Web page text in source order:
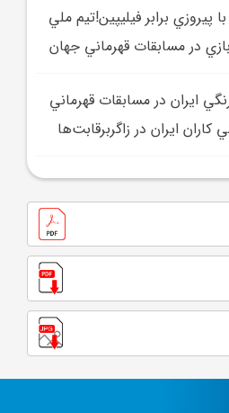
برابر فيليپين!تيم ملي
در مسابقات قهرماني جهان
ايران در مسابقات قهرماني
ايران در زاگربرقابت‌ها